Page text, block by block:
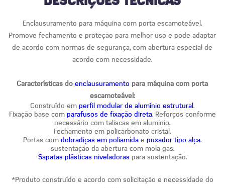
Enclausuramento para máquina com porta escamoteável.
Promove fechamento e proteção para melhor uso e pode adaptar
de acordo com normas de segurança, com abertura especial de
acordo com necessidade.
Características doenclausuramento para máquina com porta
escamoteável:
Construído emperfil modular de alumínio estrutural.
Fixação base com parafusos de fixação direta. Reforços conforme
necessário com taliscas em aluminio.
Fechamento em policarbonato cristal.
Portas comdobradiças em poliamida epuxador tipo alça.
sustentação da abertura com mola gas.
Sapatas plásticas niveladoraspara sustentação.
*Produto construído e acordo com solicitação e necessidade do